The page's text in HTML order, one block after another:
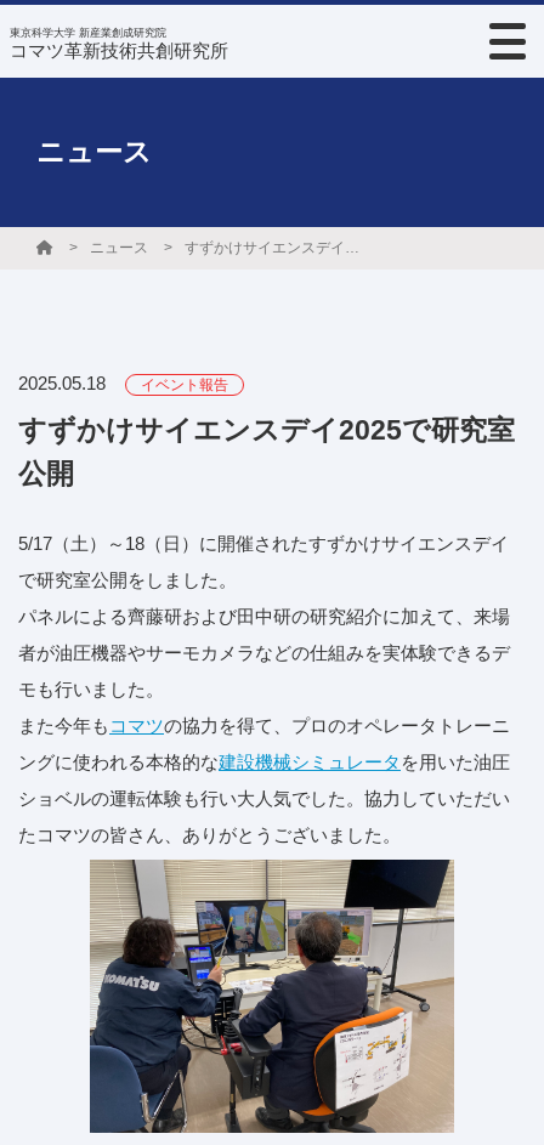
東京科学大学 新産業創成研究院
コマツ革新技術共創研究所
ニュース
ニュース すずかけサイエンスデイ2025で研究室公開
2025.05.18 イベント報告
すずかけサイエンスデイ2025で研究室
公開
5/17（土）～18（日）に開催されたすずかけサイエンスデイ
で研究室公開をしました。
パネルによる齊藤研および田中研の研究紹介に加えて、来場
者が油圧機器やサーモカメラなどの仕組みを実体験できるデ
モも行いました。
また今年も コマツの協力を得て、プロのオペレータトレーニ
ングに使われる本格的な建設機械シミュレータ を用いた油圧
ショベルの運転体験も行い大人気でした。協力していただい
たコマツの皆さん、ありがとうございました。